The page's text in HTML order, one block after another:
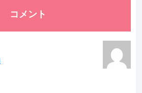
コメント